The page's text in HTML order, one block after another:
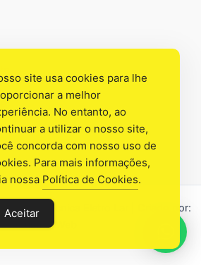
Têcnica Eletro Lar | Criado por:
Industrial Web
site usa cookies para lhe
a melhor
No entanto, ao
a utilizar o nosso site,
concorda com nosso uso de
Para mais informações,
nossa Política de Cookies.
Aceitar